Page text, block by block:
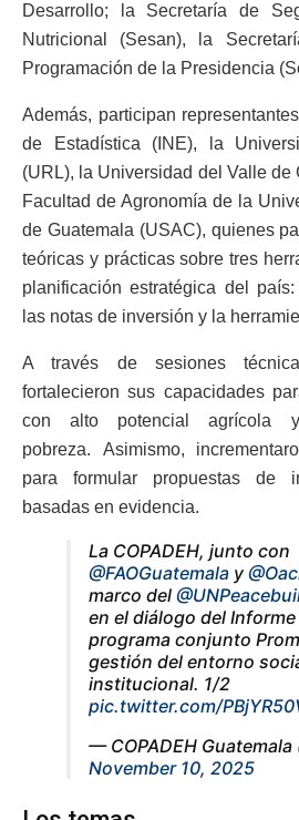
Desarrollo; la Secretaría de
Nutricional (Sesan), la
Programación de la Presidencia
Además, participan
de Estadística (INE), la
(URL), la Universidad del Valle de
Facultad de Agronomía de la
de Guatemala (USAC), quienes
teóricas y prácticas sobre tres
planificación estratégica del
las notas de inversión y la
A través de sesiones
fortalecieron sus capacidades
con alto potencial agrícola
pobreza. Asimismo,
para formular propuestas de
basadas en evidencia.
La COPADEH, junto con
@FAOGuatemala y
marco del
en el diálogo del
programa conjunto
gestión del entorno
institucional. 1/2
pic.twitter.com/
— COPADEH
November 10, 2025